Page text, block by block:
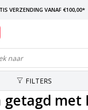
VERZENDING VANAF €100,00*
VOOR 14:00 BESTELD, ZELFDE
WERELDWIJDE LEVERING
FILTERS
getagd met